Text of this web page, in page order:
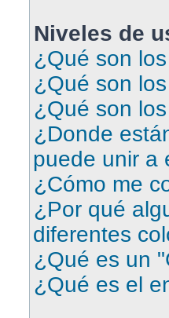
Niveles de
¿Qué son
¿Qué son
¿Qué son
¿Donde
puede unir a
¿Cómo me
¿Por qué
diferentes
¿Qué es un
¿Qué es el